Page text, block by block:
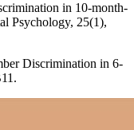
in 10-month-
Psychology, 25(1),
Discrimination in 6-